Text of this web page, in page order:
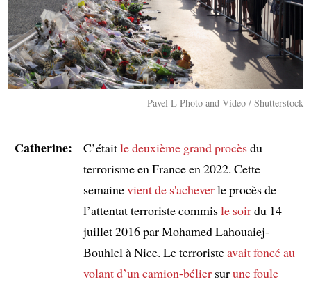
Pavel L Photo and Video / Shutterstock
Catherine: C’étaitle deuxième grand procèsdu
terrorisme en France en 2022. Cette
semainevient de s'acheverle procès de
l’attentat terroriste commisle soirdu 14
juillet 2016 par Mohamed Lahouaiej-
Bouhlel à Nice. Le terroristeavait foncéau
volant d’un camion-béliersurune foule